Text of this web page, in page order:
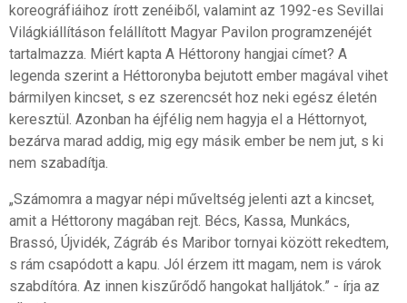
koreográfiáihoz írott zenéiből, valamint az 1992-es Sevillai
Világkiállításon felállított Magyar Pavilon programzenéjét
tartalmazza. Miért kapta A Héttorony hangjai címet? A
legenda szerint a Héttoronyba bejutott ember magával vihet
bármilyen kincset, s ez szerencsét hoz neki egész életén
keresztül. Azonban ha éjfélig nem hagyja el a Héttornyot,
bezárva marad addig, mig egy másik ember be nem jut, s ki
nem szabadítja.
„Számomra a magyar népi műveltség jelenti azt a kincset,
amit a Héttorony magában rejt. Bécs, Kassa, Munkács,
Brassó, Újvidék, Zágráb és Maribor tornyai között rekedtem,
s rám csapódott a kapu. Jól érzem itt magam, nem is várok
szabdítóra. Az innen kiszűrődő hangokat halljátok.” - írja az